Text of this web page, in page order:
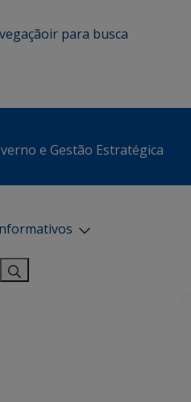
ir para busca
e Gestão Estratégica